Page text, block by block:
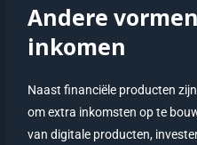
Andere
inkomen
Naast financiële producten
om extra inkomsten op te
van digitale producten,